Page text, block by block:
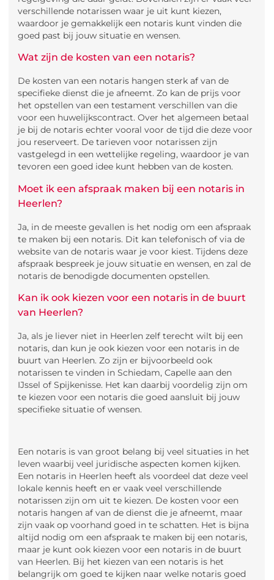
verschillende notarissen waar je uit kunt kiezen,
waardoor je gemakkelijk een notaris kunt vinden die
goed past bij jouw situatie en wensen.
Wat zijn de kosten van een notaris?
De kosten van een notaris hangen sterk af van de
specifieke dienst die je afneemt. Zo kan de prijs voor
het opstellen van een testament verschillen van die
voor een huwelijkscontract. Over het algemeen betaal
je bij de notaris echter vooral voor de tijd die deze voor
jou reserveert. De tarieven voor notarissen zijn
vastgelegd in een wettelijke regeling, waardoor je van
tevoren een goed idee kunt hebben van de kosten.
Moet ik een afspraak maken bij een notaris in
Heerlen?
Ja, in de meeste gevallen is het nodig om een afspraak
te maken bij een notaris. Dit kan telefonisch of via de
website van de notaris waar je voor kiest. Tijdens deze
afspraak bespreek je jouw situatie en wensen, en zal de
notaris de benodigde documenten opstellen.
Kan ik ook kiezen voor een notaris in de buurt
van Heerlen?
Ja, als je liever niet in Heerlen zelf terecht wilt bij een
notaris, dan kun je ook kiezen voor een notaris in de
buurt van Heerlen. Zo zijn er bijvoorbeeld ook
notarissen te vinden in Schiedam, Capelle aan den
IJssel of Spijkenisse. Het kan daarbij voordelig zijn om
te kiezen voor een notaris die goed aansluit bij jouw
specifieke situatie of wensen.
Een notaris is van groot belang bij veel situaties in het
leven waarbij veel juridische aspecten komen kijken.
Een notaris in Heerlen heeft als voordeel dat deze veel
lokale kennis heeft en er vaak veel verschillende
notarissen zijn om uit te kiezen. De kosten voor een
notaris hangen af van de dienst die je afneemt, maar
zijn vaak op voorhand goed in te schatten. Het is bijna
altijd nodig om een afspraak te maken bij een notaris,
maar je kunt ook kiezen voor een notaris in de buurt
van Heerlen. Bij het kiezen van een notaris is het
belangrijk om goed te kijken naar welke notaris goed